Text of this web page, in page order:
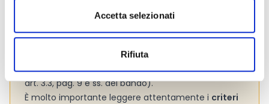
Accetta selezionati
Rifiuta
Consigli degli esperti
Lespese ammissibilisono tutti quei costi che
possiamo imputare nel budget di progetto. Si
consiglia pertanto di verificarle con attenzione (Cfr.
art. 3.3, pag. 9 e ss. del bando).
È molto importante leggere attentamente i criteri